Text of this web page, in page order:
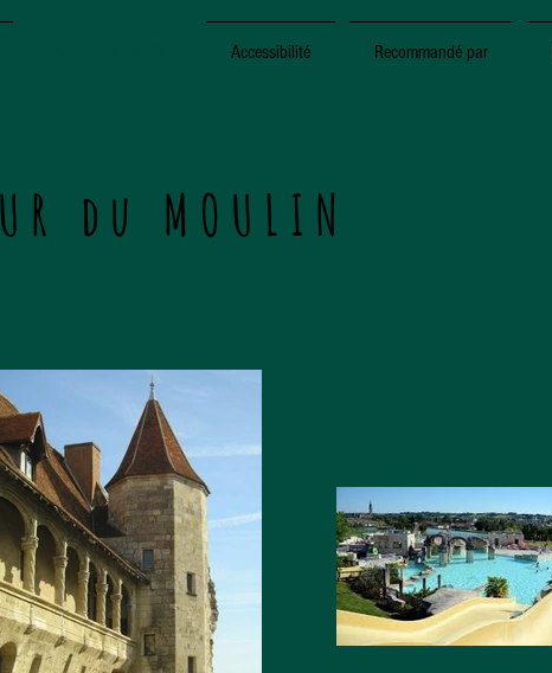
Accessibilité Recommandé par
du MOULIN